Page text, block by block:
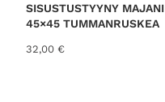
SISUSTUSTYYNY MAJANI
45×45 TUMMANRUSKEA
32,00 €